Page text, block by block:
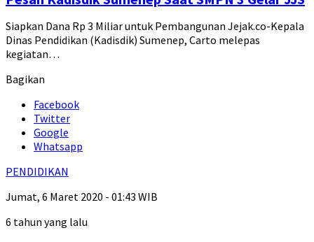
Siapkan Dana Rp 3 Miliar untuk Pembangunan Jejak.co-Kepala
Dinas Pendidikan (Kadisdik) Sumenep, Carto melepas
kegiatan…
Bagikan
Facebook
Twitter
Google
Whatsapp
PENDIDIKAN
Jumat, 6 Maret 2020 - 01:43 WIB
6 tahun yang lalu